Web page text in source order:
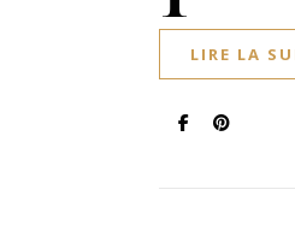
LIRE LA